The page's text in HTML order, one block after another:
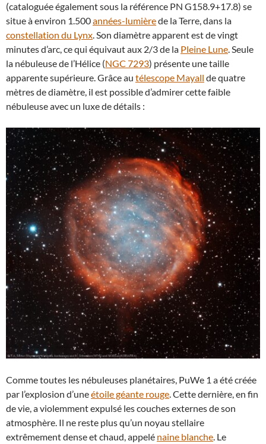
(cataloguée également sous la référence PN G158.9+17.8) se
situe à environ 1.500années-lumièrede la Terre, dans la
constellation du Lynx. Son diamètre apparent est de vingt
minutes d’arc, ce qui équivaut aux 2/3 de la Pleine Lune. Seule
la nébuleuse de l’Hélice (NGC 7293) présente une taille
apparente supérieure. Grâce au télescope Mayall de quatre
mètres de diamètre, il est possible d’admirer cette faible
nébuleuse avec un luxe de détails :
Comme toutes les nébuleuses planétaires, PuWe 1 a été créée
par l’explosion d’uneétoile géante rouge. Cette dernière, en fin
de vie, a violemment expulsé les couches externes de son
atmosphère. Il ne reste plus qu’un noyau stellaire
extrêmement dense et chaud, appelé naine blanche. Le